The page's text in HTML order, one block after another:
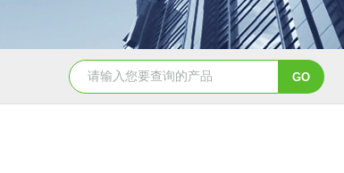
GSH-0.5L0.5L不锈钢磁力密封聚酯反应釜